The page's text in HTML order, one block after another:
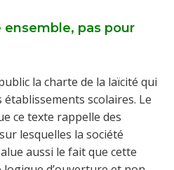
ensemble, pas pour
la charte de la laïcité qui
scolaires. Le
ce texte rappelle des
lesquelles la société
aussi le fait que cette